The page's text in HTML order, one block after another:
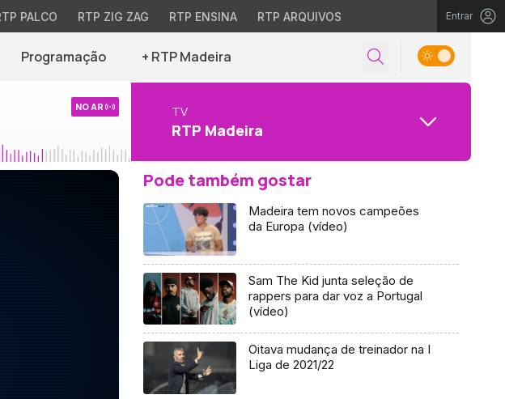
PALCO RTP ZIG ZAG RTP ENSINA RTP ARQUIVOS Entrar
Programação + RTP Madeira
NO AR TV
RTP Madeira
Pode também gostar
Madeira tem novos campeões
da Europa (vídeo)
Sam The Kid junta seleção de
rappers para dar voz a Portugal
(vídeo)
Oitava mudança de treinador na I
Liga de 2021/22